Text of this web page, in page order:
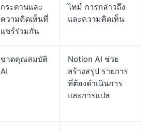
กระดานและ
ความคิดเห็นที่
แชร์ร่วมกัน
ไทม์ การกล่าวถึง
และความคิดเห็น
ขาดคุณสมบัติ
AI
Notion AI ช่วย
สร้างสรุป รายการ
ที่ต้องดำเนินการ
และการแปล